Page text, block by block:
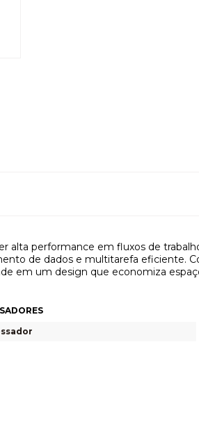
alta performance em fluxos de
de dados e multitarefa eficiente.
em um design que economiza